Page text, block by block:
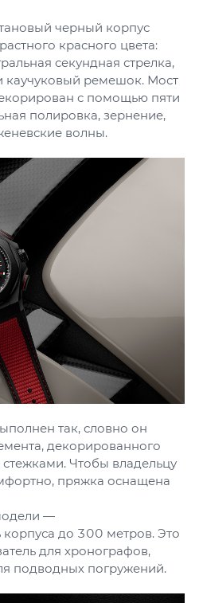
черный корпус
красного цвета:
секундная стрелка,
каучуковый ремешок. Мост
с помощью пяти
полировка, зернение,
волны.
так, словно он
декорированного
Чтобы владельцу
пряжка оснащена
—
до 300 метров. Это
для хронографов,
подводных погружений.